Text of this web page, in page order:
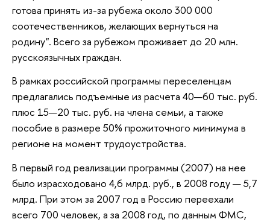
готова принять из-за рубежа около 300 000
соотечественников, желающих вернуться на
родину". Всего за рубежом проживает до 20 млн.
русскоязычных граждан.
В рамках российской программы переселенцам
предлагались подъемные из расчета 40—60 тыс. руб.
плюс 15—20 тыс. руб. на члена семьи, а также
пособие в размере 50% прожиточного минимума в
регионе на момент трудоустройства.
В первый год реализации программы (2007) на нее
было израсходовано 4,6 млрд. руб., в 2008 году — 5,7
млрд. При этом за 2007 год в Россию переехали
всего 700 человек, а за 2008 год, по данным ФМС,